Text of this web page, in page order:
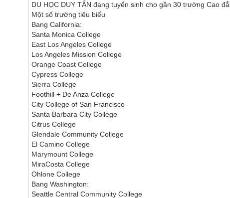
DU HỌC DUY TÂN đang tuyển sinh cho gần 30 trường Cao
Một số trường tiêu biểu
Bang California:
Santa Monica College
East Los Angeles College
Los Angeles Mission College
Orange Coast College
Cypress College
Sierra College
Foothill + De Anza College
City College of San Francisco
Santa Barbara City College
Citrus College
Glendale Community College
El Camino College
Marymount College
MiraCosta College
Ohlone College
Bang Washington:
Seattle Central Community College